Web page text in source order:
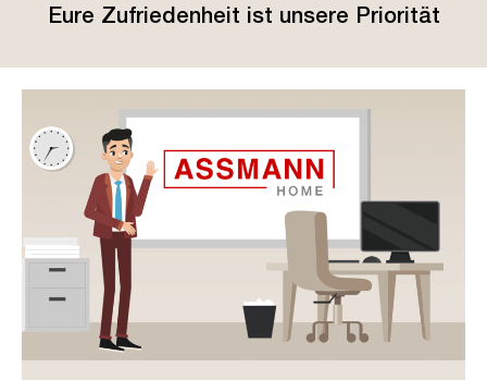
Eure Zufriedenheit ist unsere Priorität